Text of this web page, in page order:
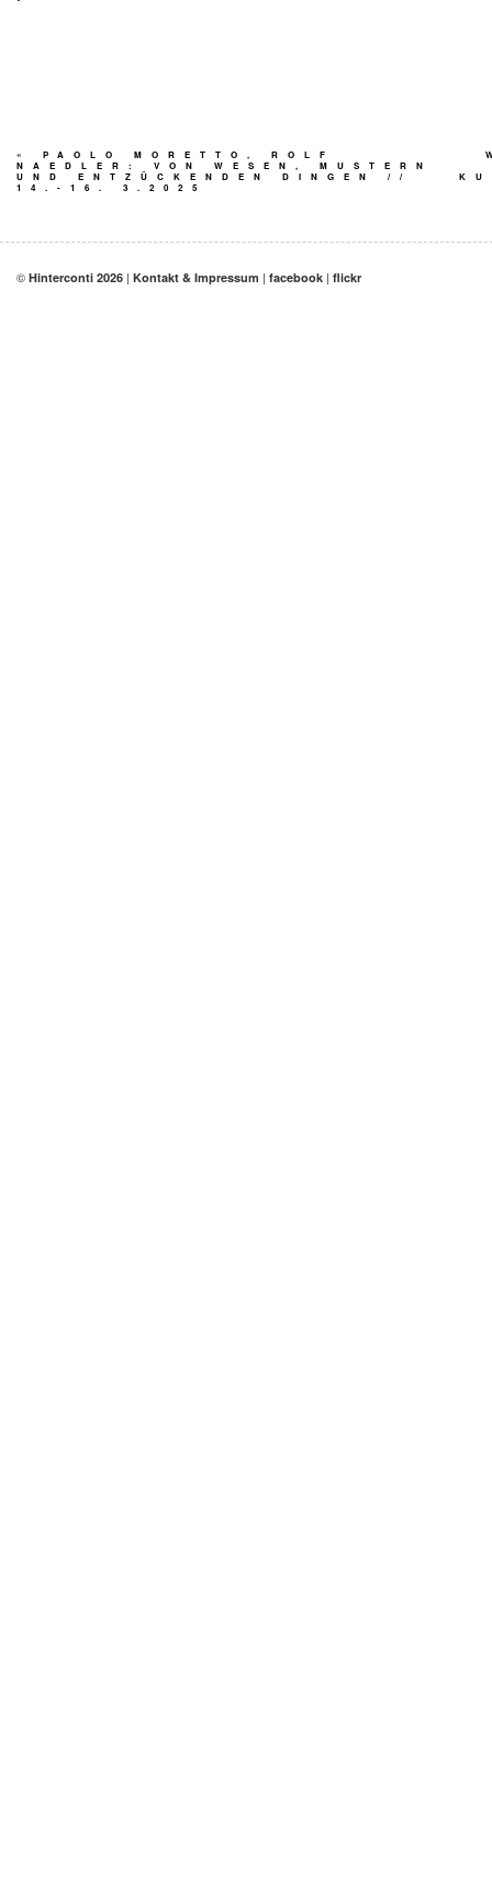
«
PAOLO MORETTO, ROLF
NAEDLER: VON WESEN, MUSTERN
UND ENTZÜCKENDEN DINGEN //
14.-16. 3.2025
© Hinterconti 2026 | Kontakt & Impressum | facebook | flickr